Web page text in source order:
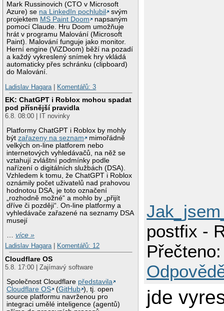
Mark Russinovich (CTO v Microsoft
Azure) se na LinkedIn pochlubil
svým
projektem MS Paint Doom
napsaným
pomocí Claude. Hru Doom umožňuje
hrát v programu Malování (Microsoft
Paint). Malování funguje jako monitor.
Herní engine (ViZDoom) běží na pozadí
a každý vykreslený snímek hry vkládá
automaticky přes schránku (clipboard)
do Malování.
Ladislav Hagara
Komentářů: 3
EK: ChatGPT i Roblox mohou spadat
pod přísnější pravidla
6.8. 08:00 | IT novinky
Platformy ChatGPT i Roblox by mohly
býtzařazeny na seznam
mimořádně
velkých on-line platforem nebo
internetových vyhledávačů, na něž se
vztahují zvláštní podmínky podle
nařízení o digitálních službách (DSA).
Vzhledem k tomu, že ChatGPT i Roblox
oznámily počet uživatelů nad prahovou
hodnotou DSA, je toto označení
„rozhodně možné“ a mohlo by „přijít
dříve či později“. On-line platformy a
vyhledávače zařazené na seznamy DSA
musejí
…více »
Ladislav Hagara| Komentářů: 12
Cloudflare OS
5.8. 17:00 | Zajímavý software
Společnost Cloudflare představila
Cloudflare OS
(GitHub ), tj. open
source platformu navrženou pro
integraci umělé inteligence (agentů)
postfix -
jde